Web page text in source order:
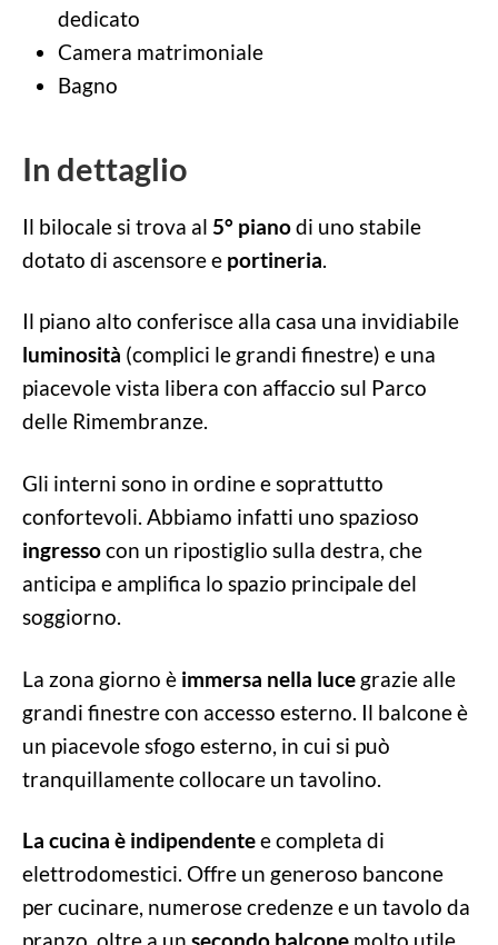
dedicato
Camera matrimoniale
Bagno
In dettaglio
Il bilocale si trova al 5° pianodi uno stabile
dotato di ascensore e portineria.
Il piano alto conferisce alla casa una invidiabile
luminosità (complici le grandi finestre) e una
piacevole vista libera con affaccio sul Parco
delle Rimembranze.
Gli interni sono in ordine e soprattutto
confortevoli. Abbiamo infatti uno spazioso
ingressocon un ripostiglio sulla destra, che
anticipa e amplifica lo spazio principale del
soggiorno.
La zona giorno è immersa nella luce grazie alle
grandi finestre con accesso esterno. Il balcone è
un piacevole sfogo esterno, in cui si può
tranquillamente collocare un tavolino.
La cucina è indipendentee completa di
elettrodomestici. Offre un generoso bancone
per cucinare, numerose credenze e un tavolo da